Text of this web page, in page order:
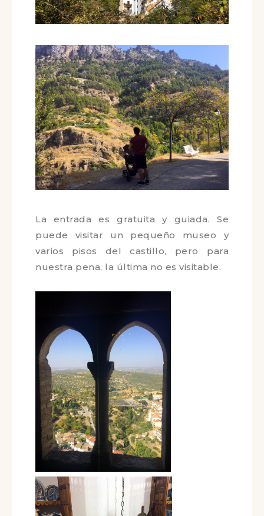
La entrada es gratuita y guiada. Se
puede visitar un pequeño museo y
varios pisos del castillo, pero para